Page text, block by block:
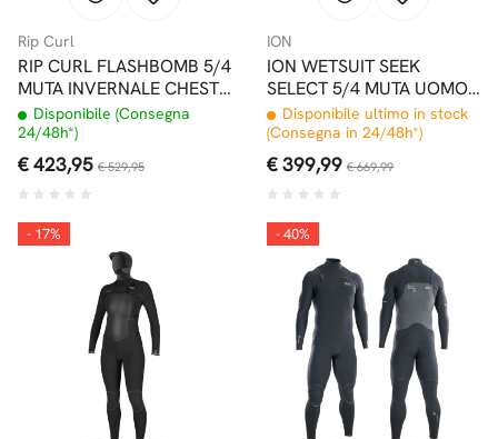
Rip Curl
RIP CURL FLASHBOMB 5/4
MUTA INVERNALE CHEST
ZIP CON CAPPUCCIO
Disponibile (Consegna
24/48h*)
€ 423,95 € 529,95
ION
ION WETSUIT SEEK
SELECT 5/4 MUTA UOMO
FRONT ZIP BLACK
Disponibile ultimo in stock
(Consegna in 24/48h*)
€ 399,99 € 669,99
- 17% - 40%